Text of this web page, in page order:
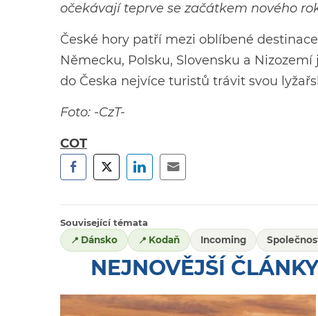
očekávají teprve se začátkem nového
České hory patří mezi oblíbené
Německu, Polsku, Slovensku a
do Česka nejvíce turistů trávit svou
Foto: -CzT-
COT
Související témata
Dánsko
Kodaň Incoming
NEJNOVĚJŠÍ